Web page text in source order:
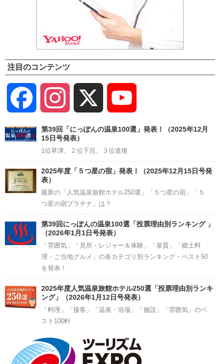
注目のコンテンツ
Facebook Instagram
Channel
第39回「にっぽんの温泉100選」発表！（2025年12月
15日号発表）
1位草津、２位下呂、３位道後
2025年度「５つ星の宿」発表！（2025年12月15日号発
表）
最新の「人気温泉旅館ホテル250選」「５つ星の宿」「５
つ星の宿プラチナ」は？
第39回にっぽんの温泉100選「投票理由別ランキング 」
（2026年1月1日号発表）
「雰囲気」「見所・レジャー＆体験」「泉質」「郷土料
理・ご当地グルメ」の各カテゴリ別ランキング・ベスト50
を発表！
2025年度人気温泉旅館ホテル250選「投票理由別ランキ
ング」（2026年1月12日号発表）
「料理」「接客」「温泉・浴場」「施設」「雰囲気」のベ
スト100軒